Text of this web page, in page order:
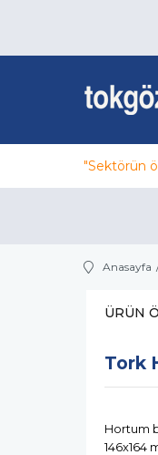
"Sektörün
Anasayfa
ÜRÜN
Tork
Hortum
146x164